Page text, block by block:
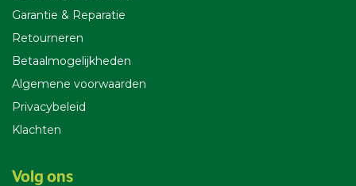
Garantie & Reparatie
Retourneren
Betaalmogelijkheden
Algemene voorwaarden
Privacybeleid
Klachten
Volg ons